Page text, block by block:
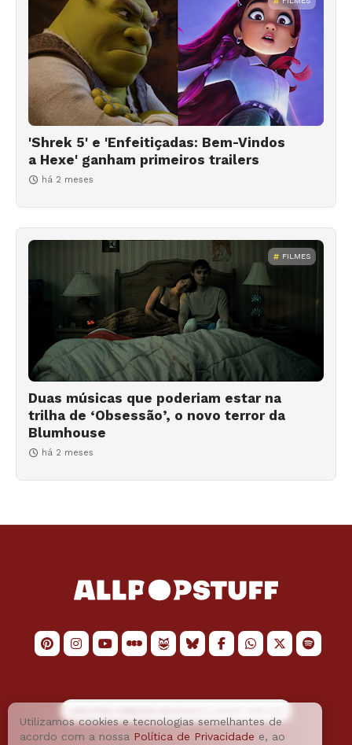
'Shrek 5' e 'Enfeitiçadas: Bem-Vindos
a Hexe' ganham primeiros trailers
há 2 meses
FILMES
Duas músicas que poderiam estar na
trilha de ‘Obsessão’, o novo terror da
Blumhouse
há 2 meses
Utilizamos cookies e tecnologias semelhantes de
acordo com a nossa Política de Privacidade e, ao